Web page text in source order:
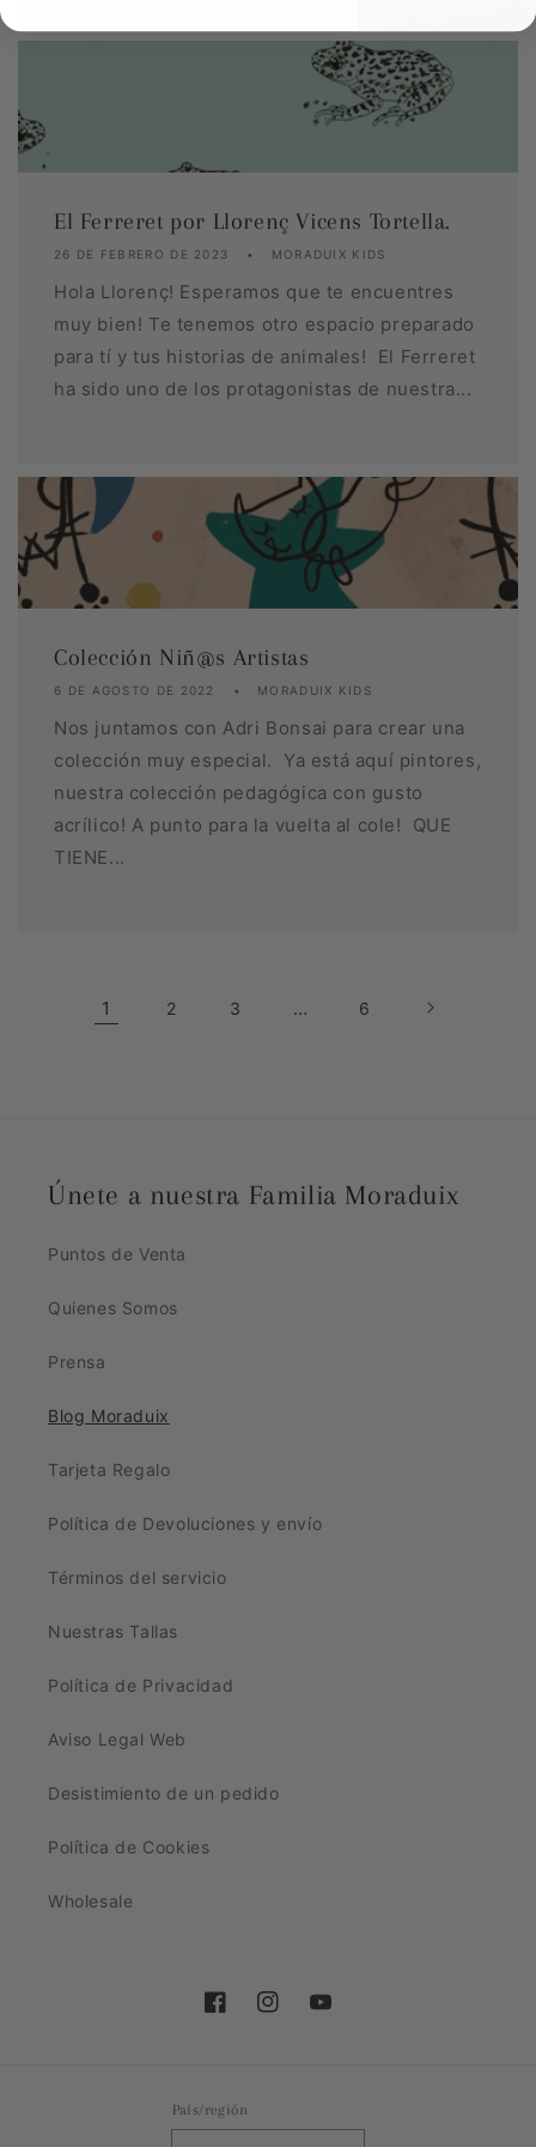
El Ferreret por Llorenç Vicens Tortella.
26 DE FEBRERO DE 2023 MORADUIX KIDS
Hola Llorenç! Esperamos que te encuentres
muy bien! Te tenemos otro espacio preparado
para tí y tus historias de animales! El Ferreret
ha sido uno de los protagonistas de nuestra...
Colección Niñ@s Artistas
6 DE AGOSTO DE 2022 MORADUIX KIDS
Nos juntamos con Adri Bonsai para crear una
colección muy especial. Ya está aquí pintores,
nuestra colección pedagógica con gusto
acrílico! A punto para la vuelta al cole! QUE
TIENE...
1 2 3 … 6
Únete a nuestra Familia Moraduix
Puntos de Venta
Quienes Somos
Prensa
Blog Moraduix
Tarjeta Regalo
Política de Devoluciones y envío
Términos del servicio
Nuestras Tallas
Política de Privacidad
Aviso Legal Web
Desistimiento de un pedido
Política de Cookies
Wholesale
FacebookInstagramYouTube
País/región